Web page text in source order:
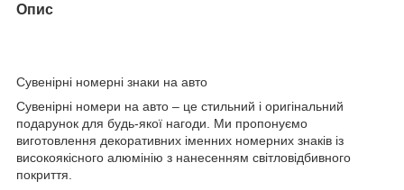
Опис
Сувенірні номерні знаки на авто
Сувенірні номери на авто – це стильний і оригінальний
подарунок для будь-якої нагоди. Ми пропонуємо
виготовлення декоративних іменних номерних знаків із
високоякісного алюмінію з нанесенням світловідбивного
покриття.